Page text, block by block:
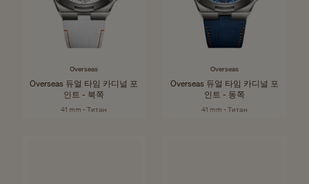
Overseas
Overseas 듀얼 타임 카디널 포
인트 - 북쪽
41 mm - Титан
Overseas
Overseas 듀얼 타임 카디널 포
인트 - 동쪽
41 mm - Титан